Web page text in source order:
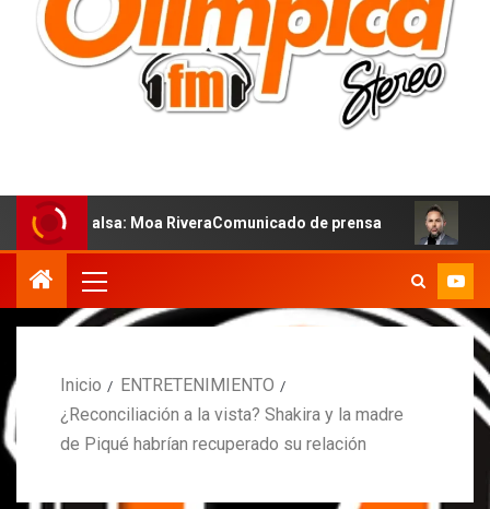
Moa RiveraComunicado de prensa MARCOS
Inicio
ENTRETENIMIENTO
¿Reconciliación a la vista? Shakira y la madre
de Piqué habrían recuperado su relación